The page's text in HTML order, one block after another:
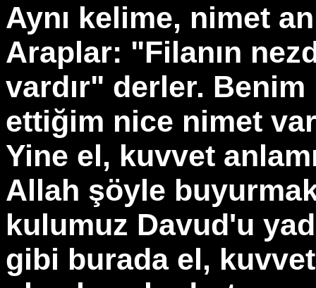
Aynı kelime, nimet
Araplar: "Filanın
vardır" derler.
ettiğim nice nimet
Yine el, kuvvet
Allah şöyle
kulumuz Davud'u
gibi burada el,